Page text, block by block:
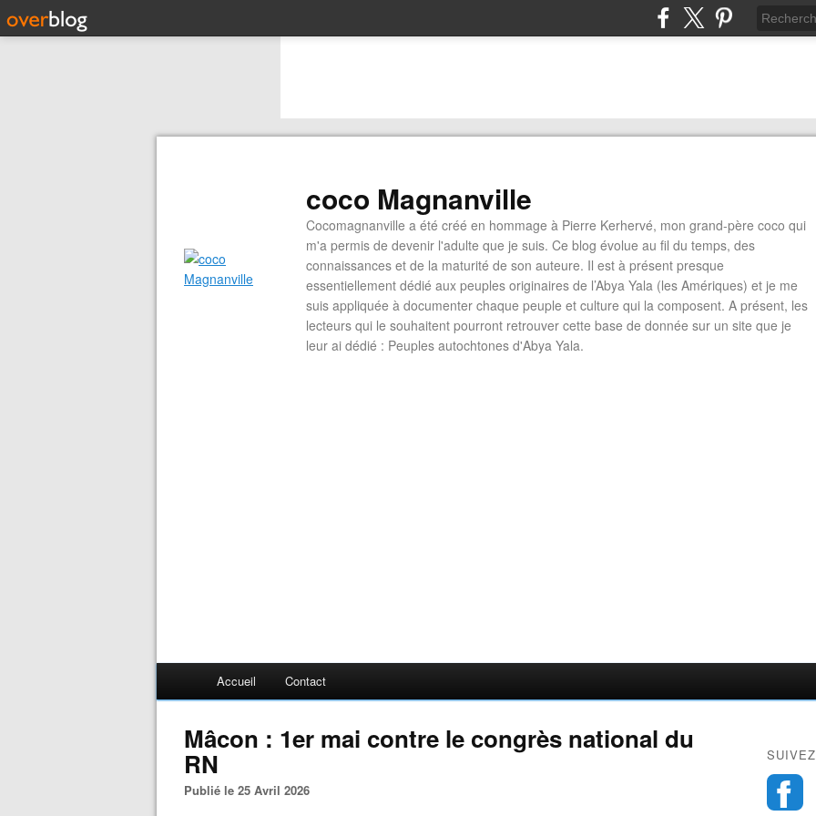
coco Magnanville
Cocomagnanville a été créé en hommage à Pierre Kerhervé, mon grand-père coco qui
m'a permis de devenir l'adulte que je suis. Ce blog évolue au fil du temps, des
connaissances et de la maturité de son auteure. Il est à présent presque
essentiellement dédié aux peuples originaires de l’Abya Yala (les Amériques) et je me
suis appliquée à documenter chaque peuple et culture qui la composent. A présent, les
lecteurs qui le souhaitent pourront retrouver cette base de donnée sur un site que je
leur ai dédié : Peuples autochtones d'Abya Yala.
Accueil Contact
Mâcon : 1er mai contre le congrès national du
RN
Publié le 25 Avril 2026